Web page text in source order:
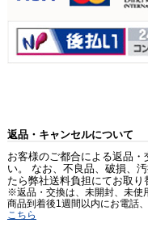
返品・キャンセルについて
お客様のご都合による返品
い。 なお、不良品、破損、
たら弊社送料負担にてお取り
※返品・交換は、未開封、未使
商品到着後1週間以内にお電話
こちら